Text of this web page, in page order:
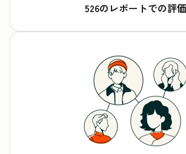
526のレポートでの評価